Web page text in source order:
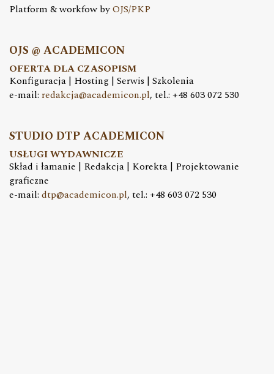
Platform & workfow byOJS/PKP
OJS @ ACADEMICON
OFERTA DLA CZASOPISM
Konfiguracja | Hosting | Serwis | Szkolenia
e-mail: redakcja@academicon.pl, tel.: +48 603 072 530
STUDIO DTP ACADEMICON
USŁUGI WYDAWNICZE
Skład i łamanie | Redakcja | Korekta | Projektowanie
graficzne
e-mail: dtp@academicon.pl, tel.: +48 603 072 530